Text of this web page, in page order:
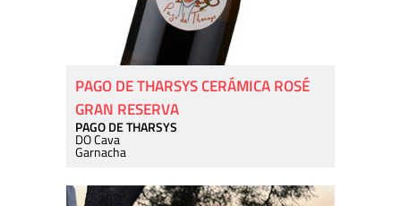
PAGO DE THARSYS CERÁMICA ROSÉ
GRAN RESERVA
PAGO DE THARSYS
DO Cava
Garnacha